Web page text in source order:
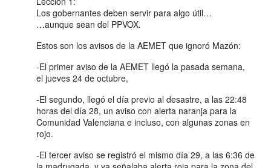
Los gobernantes deben servir para algo útil…
…aunque sean del PPVOX.
Estos son los avisos de la AEMET que ignoró Mazón:
-El primer aviso de la AEMET llegó la pasada semana,
el jueves 24 de octubre,
-El segundo, llegó el día previo al desastre, a las 22:48
horas del día 28, un aviso con alerta naranja para la
Comunidad Valenciana e incluso, con algunas zonas en
rojo.
-El tercer aviso se registró el mismo día 29, a las 6:36 de